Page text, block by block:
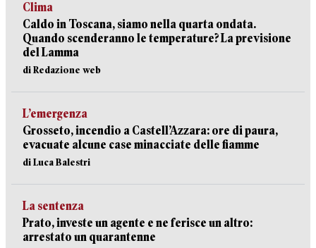
Clima
Caldo in Toscana, siamo nella quarta ondata.
Quando scenderanno le temperature? La previsione
del Lamma
di Redazione web
L’emergenza
Grosseto, incendio a Castell’Azzara: ore di paura,
evacuate alcune case minacciate delle fiamme
di Luca Balestri
La sentenza
Prato, investe un agente e ne ferisce un altro:
arrestato un quarantenne